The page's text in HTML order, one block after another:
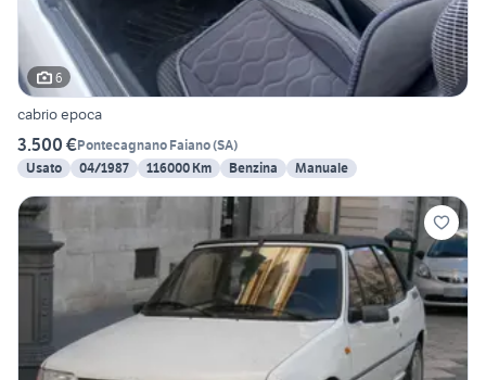
6
cabrio epoca
3.500 €Pontecagnano Faiano(SA)
Usato
04/1987 116000 Km Benzina Manuale